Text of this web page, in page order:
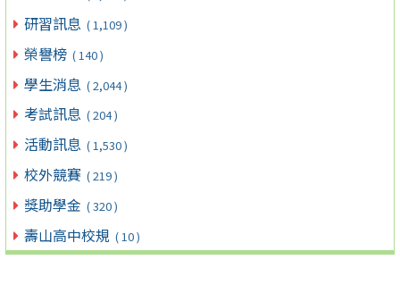
研習訊息 ( 1,109 )
榮譽榜 ( 140 )
學生消息 ( 2,044 )
考試訊息 ( 204 )
活動訊息 ( 1,530 )
校外競賽 ( 219 )
獎助學金 ( 320 )
壽山高中校規 ( 10 )